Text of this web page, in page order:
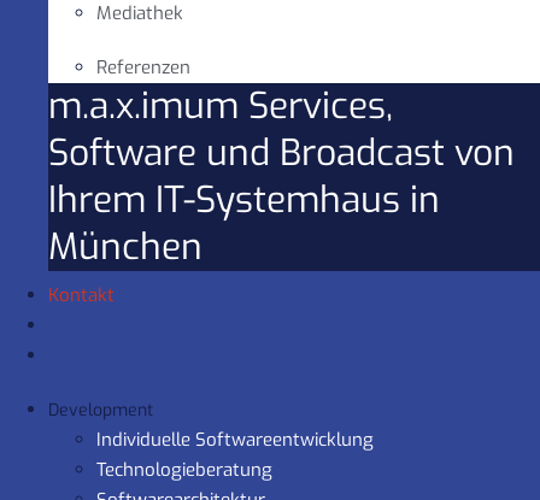
Mediathek
Referenzen
m.a.x.imum Services,
Software und Broadcast von
Ihrem IT-Systemhaus in
München
Kontakt
Development
Individuelle Softwareentwicklung
Technologieberatung